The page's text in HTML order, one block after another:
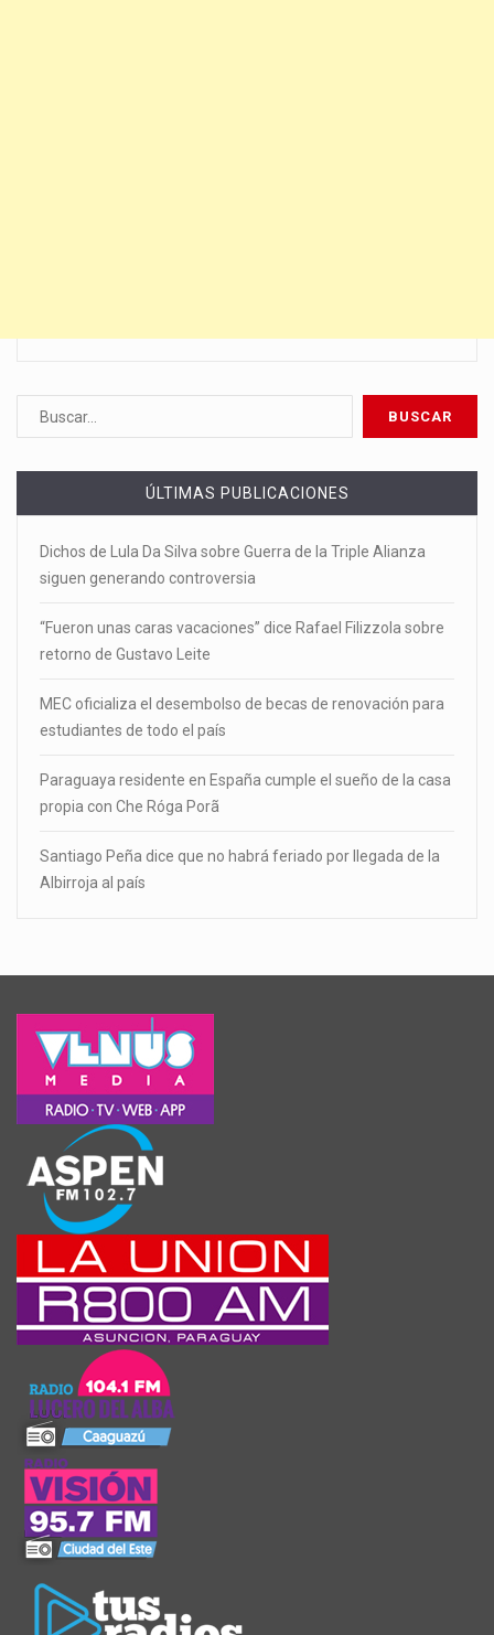
ÚLTIMAS PUBLICACIONES
Dichos de Lula Da Silva sobre Guerra de la Triple Alianza
siguen generando controversia
“Fueron unas caras vacaciones” dice Rafael Filizzola sobre
retorno de Gustavo Leite
MEC oficializa el desembolso de becas de renovación para
estudiantes de todo el país
Paraguaya residente en España cumple el sueño de la casa
propia con Che Róga Porã
Santiago Peña dice que no habrá feriado por llegada de la
Albirroja al país